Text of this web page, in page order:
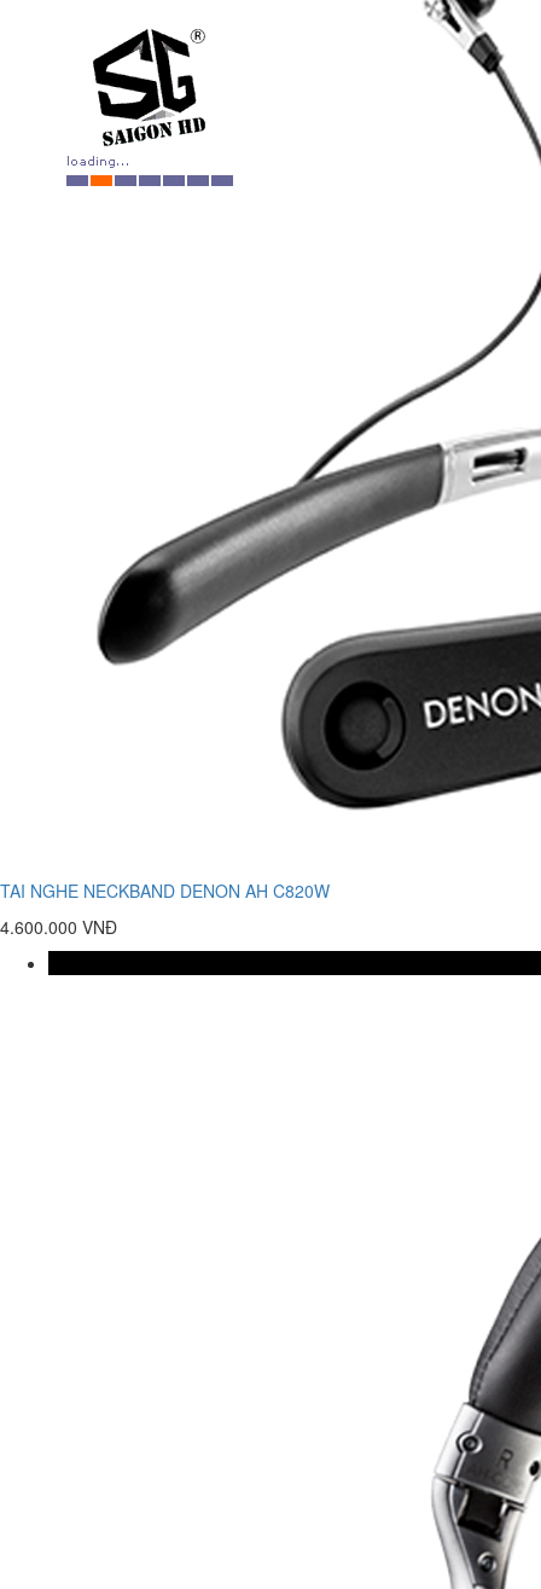
TAI NGHE NECKBAND DENON AH C820W
4.600.000 VNĐ